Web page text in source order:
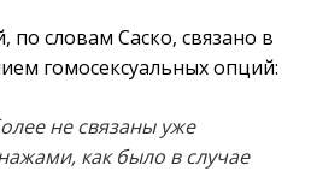
словам Саско, связано в
гомосексуальных опций:
не связаны уже
как было в случае